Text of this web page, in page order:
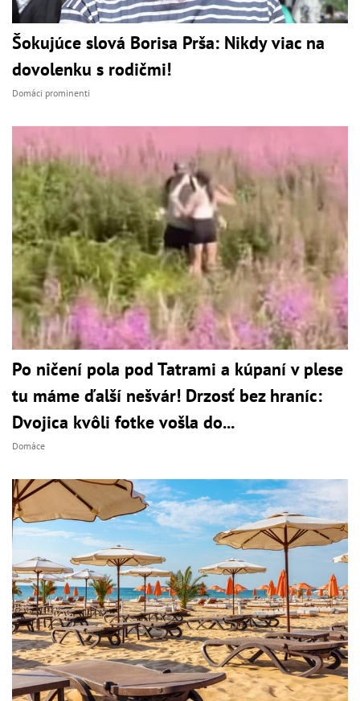
Šokujúce slová Borisa Prša: Nikdy viac na
dovolenku s rodičmi!
Domáci prominenti
Po ničení pola pod Tatrami a kúpaní v plese
tu máme ďalší nešvár! Drzosť bez hraníc:
Dvojica kvôli fotke vošla do...
Domáce